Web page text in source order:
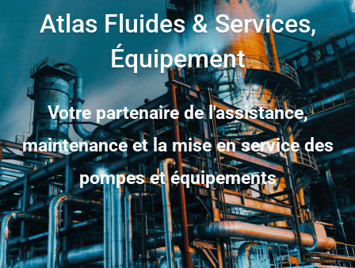
Atlas Fluides & Services,
Équipement
Votre partenaire de l'assistance,
maintenance et la mise en service des
pompes et équipements
Atlas Fluides & Services,
Équipement
Fourniture de pompes, équipements et
pièces de rechange.